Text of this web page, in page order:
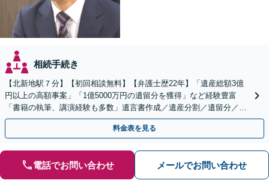
相続手続き
【北新地駅７分】【初回相談無料】【弁護士歴22年】「遺産総額3億
円以上の高額事案」「1億5000万円の遺留分を獲得」など経験豊富
「書籍の執筆、講演経験も多数」遺言書作成／遺産分割／遺留分／相
続放棄など【休日・夜間面談可】【完全個室対応】
料金表を見る
電話でお問い合わせ メールでお問い合わせ